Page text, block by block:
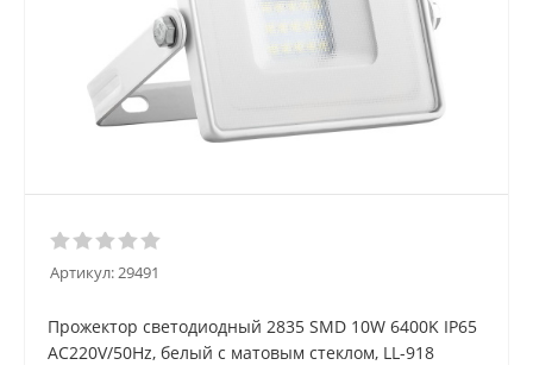
Артикул:29491
Прожектор светодиодный 2835 SMD 10W 6400K IP65
AC220V/50Hz, белый с матовым стеклом, LL-918